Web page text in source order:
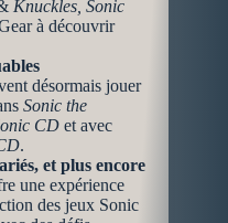
Knuckles, Sonic
à découvrir
désormais jouer
Sonic the
CD et avec
.
et plus encore
une expérience
des jeux Sonic